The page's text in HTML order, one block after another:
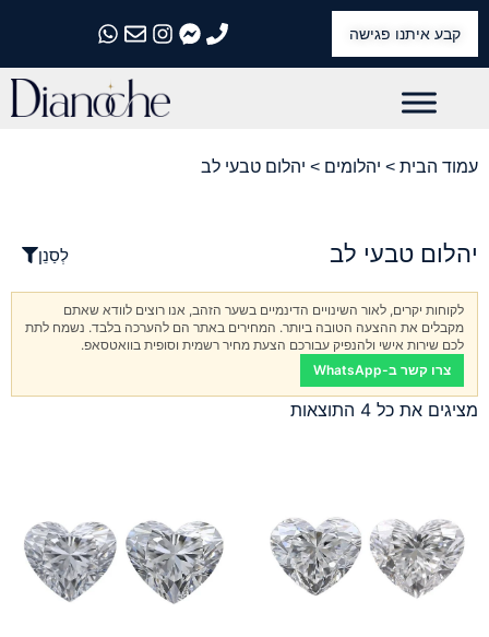
קבע איתנו פגישה
התקשרו אלינו
התקשרו אלינו
התקשרו אלינו
התקשרו אלינו
התקשרו אלינו
עמוד הבית > יהלומים > יהלום טבעי לב
לְסַנֵן יהלום טבעי לב
לקוחות יקרים, לאור השינויים הדינמיים בשער הזהב, אנו רוצים לוודא שאתם
מקבלים את ההצעה הטובה ביותר. המחירים באתר הם להערכה בלבד. נשמח לתת
לכם שירות אישי ולהנפיק עבורכם הצעת מחיר רשמית וסופית בוואטסאפ.
צרו קשר ב-WhatsApp
מציגים את כל ⁦4⁩ התוצאות